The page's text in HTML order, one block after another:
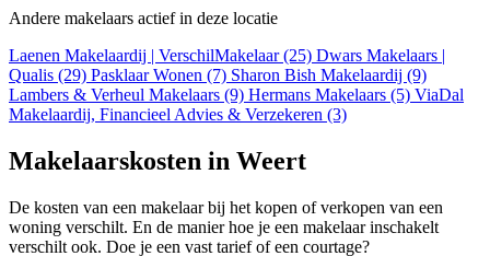
Andere makelaars actief in deze locatie
Laenen Makelaardij | VerschilMakelaar (25) Dwars Makelaars |
Qualis (29) Pasklaar Wonen (7) Sharon Bish Makelaardij (9)
Lambers & Verheul Makelaars (9) Hermans Makelaars (5) ViaDal
Makelaardij, Financieel Advies & Verzekeren (3)
Makelaarskosten in Weert
De kosten van een makelaar bij het kopen of verkopen van een
woning verschilt. En de manier hoe je een makelaar inschakelt
verschilt ook. Doe je een vast tarief of een courtage?